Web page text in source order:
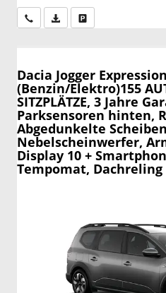
Wir rufen Sie an
PDF-Datei,
Dacia Jogger
(Benzin/Elektro)155
SITZPLÄTZE, 3 Jahre
Parksensoren hinten,
Abgedunkelte
Nebelscheinwerfer,
Display 10 +
Tempomat, Dachreling